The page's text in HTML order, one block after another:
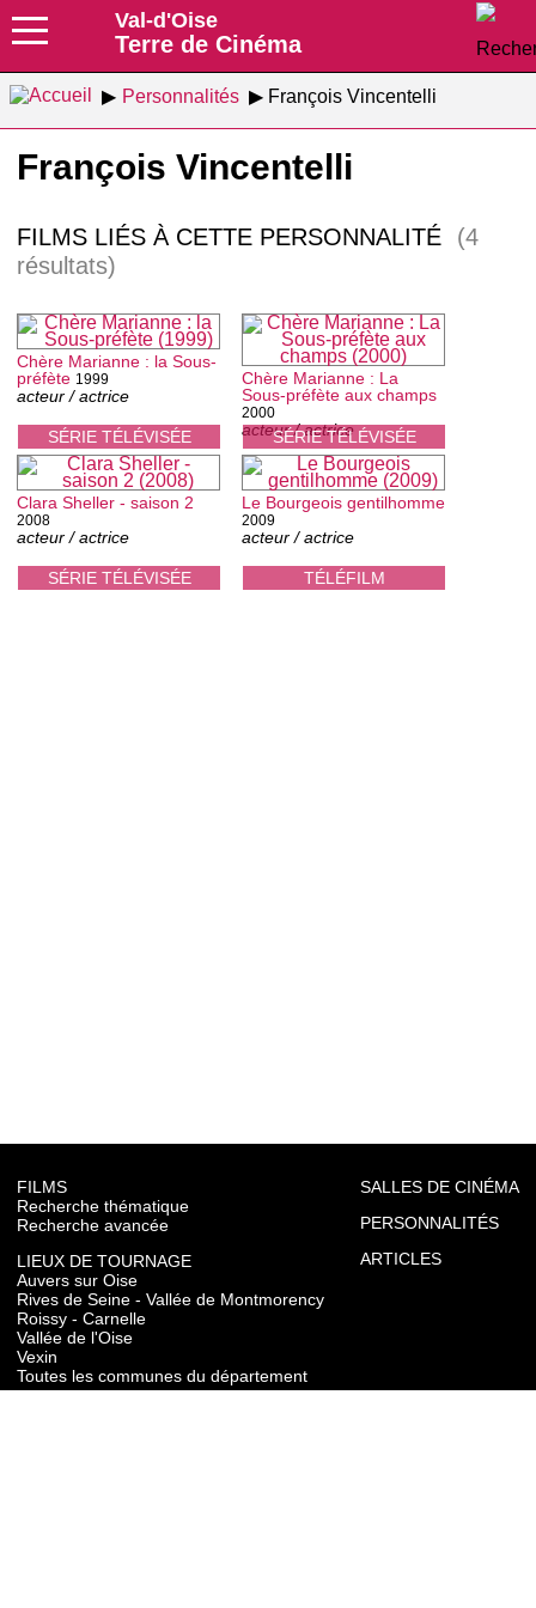
Val-d'Oise
Terre de Cinéma
Personnalités François Vincentelli
François Vincentelli
FILMS LIÉS À CETTE PERSONNALITÉ
(4
résultats)
SÉRIE TÉLÉVISÉE
Chère Marianne : la Sous-
préfète 1999
acteur / actrice
SÉRIE TÉLÉVISÉE
Chère Marianne : La
Sous-préfète aux champs
2000
acteur / actrice
SÉRIE TÉLÉVISÉE
Clara Sheller - saison 2
2008
acteur / actrice
TÉLÉFILM
Le Bourgeois gentilhomme
2009
acteur / actrice
FILMS
Recherche thématique
Recherche avancée
LIEUX DE TOURNAGE
Auvers sur Oise
Rives de Seine - Vallée de Montmorency
Roissy - Carnelle
Vallée de l'Oise
Vexin
Toutes les communes du département
SALLES DE CINÉMA
PERSONNALITÉS
ARTICLES